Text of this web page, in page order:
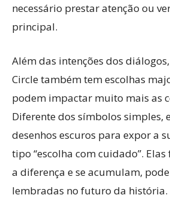
necessário prestar atenção ou
principal.
Além das intenções dos
Circle também tem escolhas
podem impactar muito mais as
Diferente dos símbolos simples,
desenhos escuros para expor a
tipo “escolha com cuidado”.
a diferença e se acumulam,
lembradas no futuro da história.